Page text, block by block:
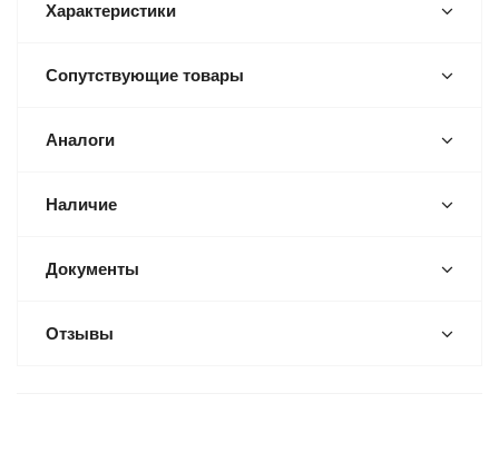
Характеристики
Сопутствующие товары
Аналоги
Наличие
Документы
Отзывы